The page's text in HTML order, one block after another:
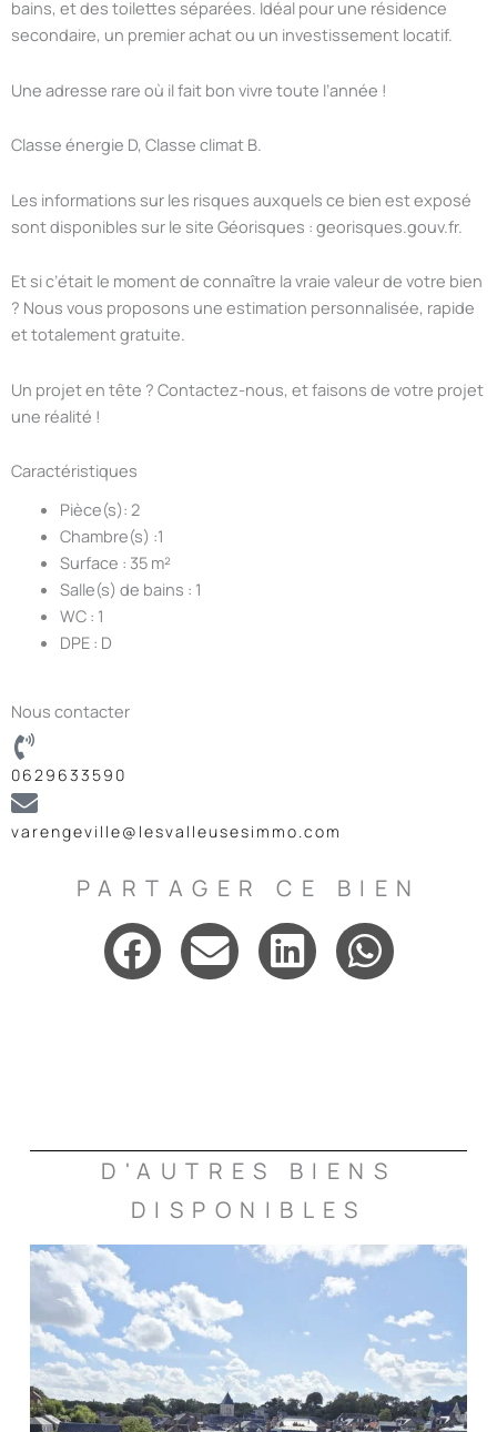
bains, et des toilettes séparées. Idéal pour une résidence
secondaire, un premier achat ou un investissement locatif.
Une adresse rare où il fait bon vivre toute l’année !
Classe énergie D, Classe climat B.
Les informations sur les risques auxquels ce bien est exposé
sont disponibles sur le site Géorisques : georisques.gouv.fr.
Et si c’était le moment de connaître la vraie valeur de votre bien
? Nous vous proposons une estimation personnalisée, rapide
et totalement gratuite.
Un projet en tête ? Contactez-nous, et faisons de votre projet
une réalité !
Caractéristiques
Pièce(s): 2
Chambre(s) :1
Surface : 35 m²
Salle(s) de bains : 1
WC : 1
DPE : D
Nous contacter
0629633590
varengeville@lesvalleusesimmo.com
PARTAGER CE BIEN
D'AUTRES BIENS
DISPONIBLES